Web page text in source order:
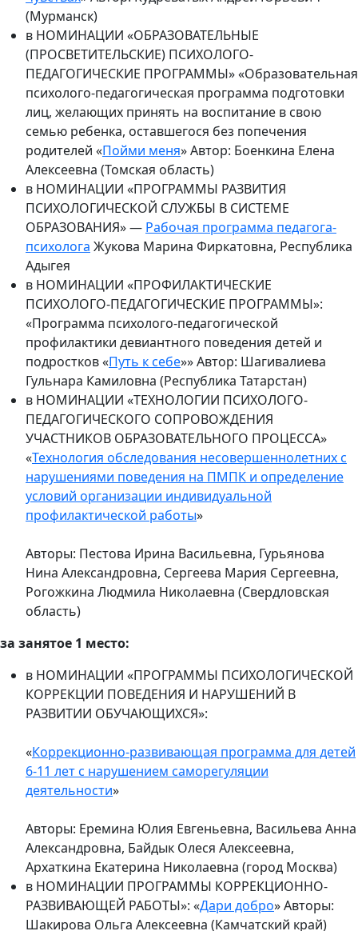
(Мурманск)
в НОМИНАЦИИ «ОБРАЗОВАТЕЛЬНЫЕ
(ПРОСВЕТИТЕЛЬСКИЕ) ПСИХОЛОГО-
ПЕДАГОГИЧЕСКИЕ ПРОГРАММЫ» «Образовательная
психолого-педагогическая программа подготовки
лиц, желающих принять на воспитание в свою
семью ребенка, оставшегося без попечения
родителей «Пойми меня» Автор: Боенкина Елена
Алексеевна (Томская область)
в НОМИНАЦИИ «ПРОГРАММЫ РАЗВИТИЯ
ПСИХОЛОГИЧЕСКОЙ СЛУЖБЫ В СИСТЕМЕ
ОБРАЗОВАНИЯ» — Рабочая программа педагога-
психолога Жукова Марина Фиркатовна, Республика
Адыгея
в НОМИНАЦИИ «ПРОФИЛАКТИЧЕСКИЕ
ПСИХОЛОГО-ПЕДАГОГИЧЕСКИЕ ПРОГРАММЫ»:
«Программа психолого-педагогической
профилактики девиантного поведения детей и
подростков «Путь к себе»» Автор: Шагивалиева
Гульнара Камиловна (Республика Татарстан)
в НОМИНАЦИИ «ТЕХНОЛОГИИ ПСИХОЛОГО-
ПЕДАГОГИЧЕСКОГО СОПРОВОЖДЕНИЯ
УЧАСТНИКОВ ОБРАЗОВАТЕЛЬНОГО ПРОЦЕССА»
«Технология обследования несовершеннолетних с
нарушениями поведения на ПМПК и определение
условий организации индивидуальной
профилактической работы»
Авторы: Пестова Ирина Васильевна, Гурьянова
Нина Александровна, Сергеева Мария Сергеевна,
Рогожкина Людмила Николаевна (Свердловская
область)
за занятое 1 место:
в НОМИНАЦИИ «ПРОГРАММЫ ПСИХОЛОГИЧЕСКОЙ
КОРРЕКЦИИ ПОВЕДЕНИЯ И НАРУШЕНИЙ В
РАЗВИТИИ ОБУЧАЮЩИХСЯ»:
«Коррекционно-развивающая программа для детей
6-11 лет с нарушением саморегуляции
деятельности»
Авторы: Еремина Юлия Евгеньевна, Васильева Анна
Александровна, Байдык Олеся Алексеевна,
Архаткина Екатерина Николаевна (город Москва)
в НОМИНАЦИИ ПРОГРАММЫ КОРРЕКЦИОННО-
РАЗВИВАЮЩЕЙ РАБОТЫ»: «Дари добро» Авторы:
Шакирова Ольга Алексеевна (Камчатский край)